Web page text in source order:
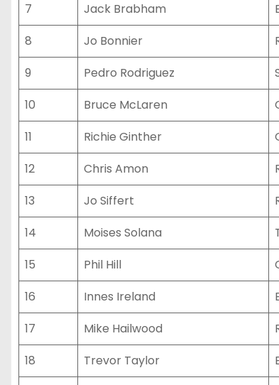
7
Jack Brabham
8
Jo Bonnier
9
Pedro Rodriguez
10
Bruce McLaren
11
Richie Ginther
12
Chris Amon
13
Jo Siffert
14
Moises Solana
15
Phil Hill
16
Innes Ireland
17
Mike Hailwood
18
Trevor Taylor